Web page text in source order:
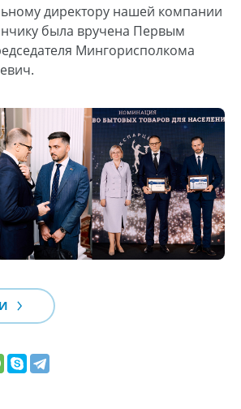
директору нашей компании
была вручена Первым
Мингорисполкома